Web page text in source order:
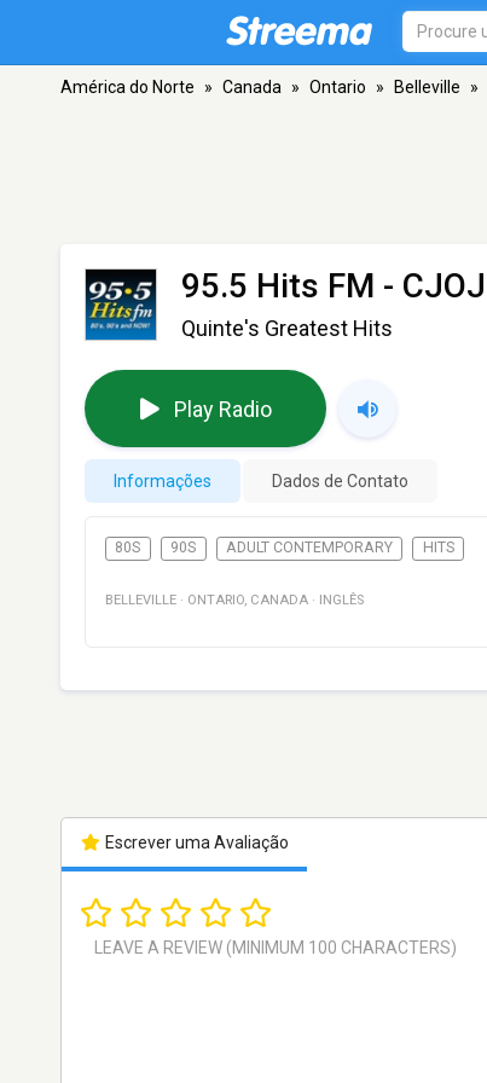
América do Norte » Canada » Ontario » Belleville »
95.5 Hits FM - CJOJ
Quinte's Greatest Hits
Play Radio
Informações Dados de Contato
80S 90S ADULT CONTEMPORARY HITS
BELLEVILLE · ONTARIO, CANADA · INGLÊS
Escrever uma Avaliação